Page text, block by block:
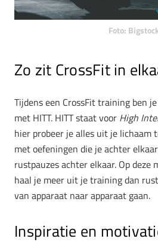
Foto:
Zo zit CrossFit in
Tijdens een CrossFit training ben
met HITT. HITT staat voor High
hier probeer je alles uit je lichaam
met oefeningen die je achter
rustpauzes achter elkaar. Op deze
haal je meer uit je training dan
van apparaat naar apparaat gaan.
Inspiratie en